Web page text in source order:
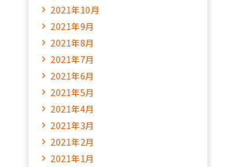
2021年10月
2021年9月
2021年8月
2021年7月
2021年6月
2021年5月
2021年4月
2021年3月
2021年2月
2021年1月